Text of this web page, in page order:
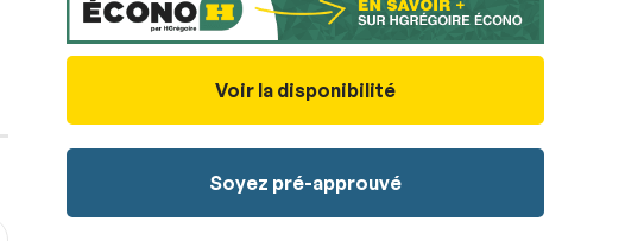
Voir la disponibilité
Soyez pré-approuvé